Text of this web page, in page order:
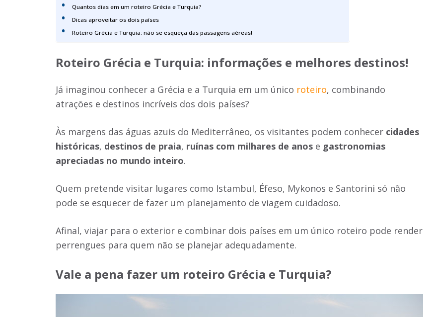
Quantos dias em um roteiro Grécia e Turquia?
Dicas aproveitar os dois países
Roteiro Grécia e Turquia: não se esqueça das passagens aéreas!
Roteiro Grécia e Turquia: informações e melhores destinos!
Já imaginou conhecer a Grécia e a Turquia em um único roteiro, combinando
atrações e destinos incríveis dos dois países?
Às margens das águas azuis do Mediterrâneo, os visitantes podem conhecer cidades
históricas, destinos de praia, ruínas com milhares de anos e gastronomias
apreciadas no mundo inteiro.
Quem pretende visitar lugares como Istambul, Éfeso, Mykonos e Santorini só não
pode se esquecer de fazer um planejamento de viagem cuidadoso.
Afinal, viajar para o exterior e combinar dois países em um único roteiro pode render
perrengues para quem não se planejar adequadamente.
Vale a pena fazer um roteiro Grécia e Turquia?